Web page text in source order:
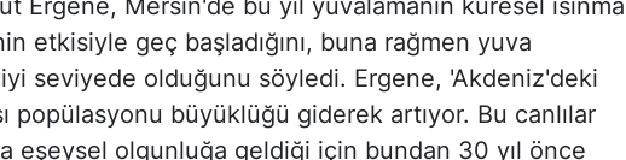
Ergene, Mersin'de bu yıl yuvalamanın küresel ısınma
etkisiyle geç başladığını, buna rağmen yuva
iyi seviyede olduğunu söyledi. Ergene, 'Akdeniz'deki
popülasyonu büyüklüğü giderek artıyor. Bu canlılar
eşeysel olgunluğa geldiği için bundan 30 yıl önce